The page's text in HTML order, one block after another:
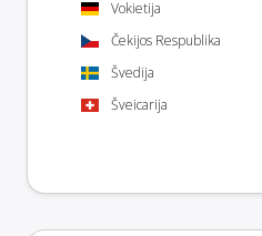
Vokietija
Čekijos Respublika
Švedija
Šveicarija